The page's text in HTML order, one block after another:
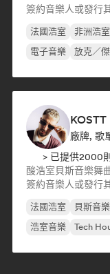
簽約音樂人或發行
法國浩室 非洲浩
電子音樂
放克／
KOSTT
廠牌, 歌
> 已提供2000
酸浩室貝斯音樂舞
簽約音樂人或發行
法國浩室 貝斯音樂
浩室音樂
Tech